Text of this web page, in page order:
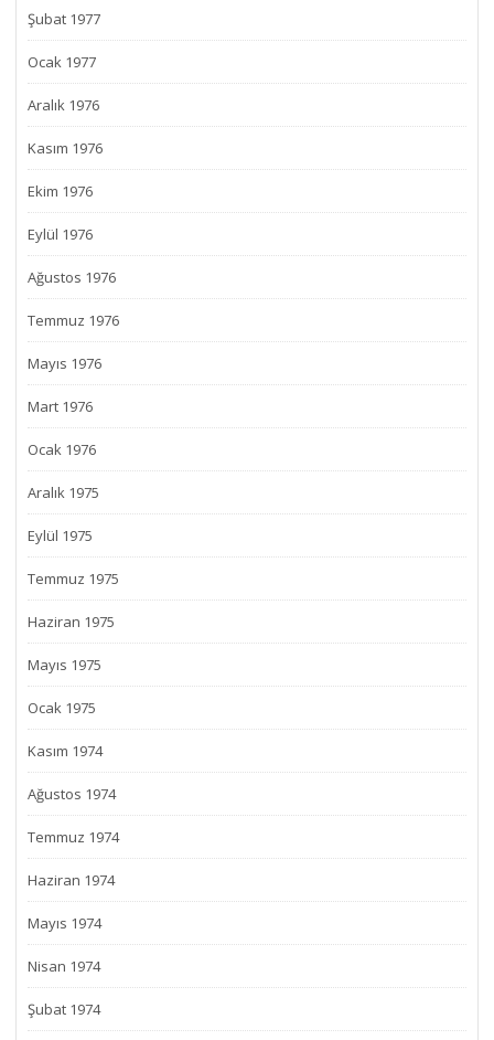
Şubat 1977
Ocak 1977
Aralık 1976
Kasım 1976
Ekim 1976
Eylül 1976
Ağustos 1976
Temmuz 1976
Mayıs 1976
Mart 1976
Ocak 1976
Aralık 1975
Eylül 1975
Temmuz 1975
Haziran 1975
Mayıs 1975
Ocak 1975
Kasım 1974
Ağustos 1974
Temmuz 1974
Haziran 1974
Mayıs 1974
Nisan 1974
Şubat 1974